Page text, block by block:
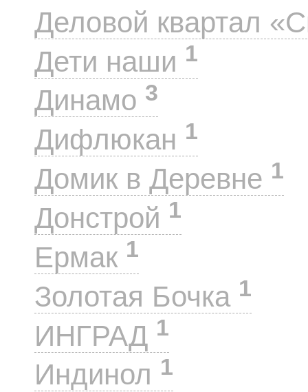
Деловой квартал
Дети наши 1
Динамо 3
Дифлюкан 1
Домик в Деревне 1
Донстрой 1
Ермак 1
Золотая Бочка 1
ИНГРАД 1
Индинол 1